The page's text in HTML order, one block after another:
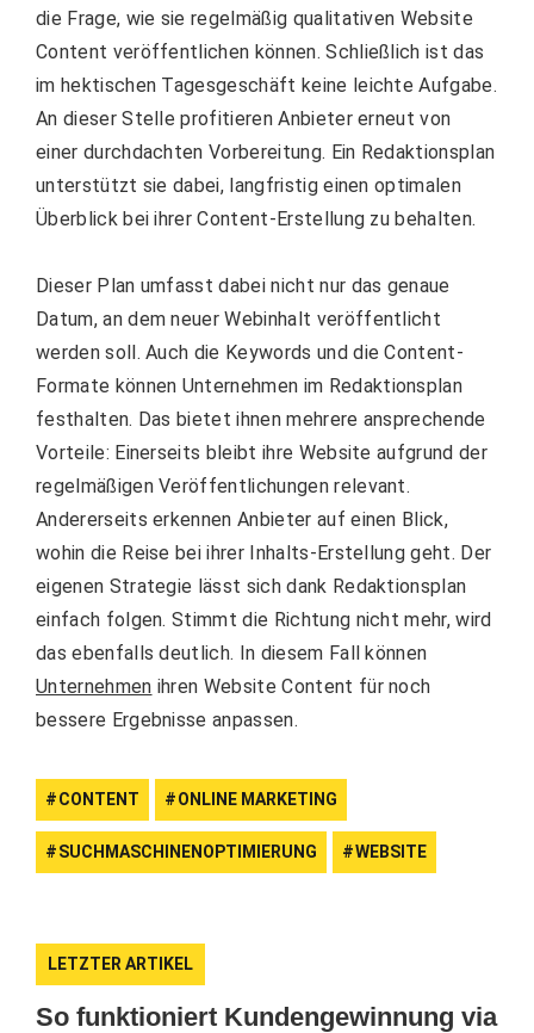
die Frage, wie sie regelmäßig qualitativen Website
Content veröffentlichen können. Schließlich ist das
im hektischen Tagesgeschäft keine leichte Aufgabe.
An dieser Stelle profitieren Anbieter erneut von
einer durchdachten Vorbereitung. Ein Redaktionsplan
unterstützt sie dabei, langfristig einen optimalen
Überblick bei ihrer Content-Erstellung zu behalten.
Dieser Plan umfasst dabei nicht nur das genaue
Datum, an dem neuer Webinhalt veröffentlicht
werden soll. Auch die Keywords und die Content-
Formate können Unternehmen im Redaktionsplan
festhalten. Das bietet ihnen mehrere ansprechende
Vorteile: Einerseits bleibt ihre Website aufgrund der
regelmäßigen Veröffentlichungen relevant.
Andererseits erkennen Anbieter auf einen Blick,
wohin die Reise bei ihrer Inhalts-Erstellung geht. Der
eigenen Strategie lässt sich dank Redaktionsplan
einfach folgen. Stimmt die Richtung nicht mehr, wird
das ebenfalls deutlich. In diesem Fall können
Unternehmen ihren Website Content für noch
bessere Ergebnisse anpassen.
CONTENT ONLINE MARKETING
SUCHMASCHINENOPTIMIERUNG WEBSITE
LETZTER ARTIKEL
So funktioniert Kundengewinnung via